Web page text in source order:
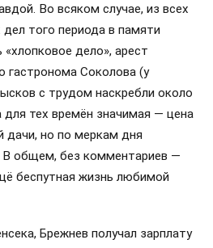
участие в «большом терроре» —
космос, на паях с Кеннеди
Карибский кризис и загубил
Потому и слухи об этом лидере
Советским Союзом
в памяти людей надолго,
эта до сих пор к нему
Ильич…»